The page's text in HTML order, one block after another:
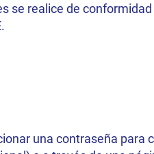
realice de
una contraseña para